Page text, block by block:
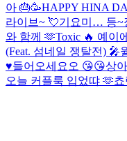
아 🎂🥳HAPPY HINA
라이브~ 💘기요미… 등~
와 함께 🫶Toxic 🔥 예이
(Feat. 섬네일 쟁탈전) 🎤
♥️들어오세요오 😘😘상
오늘 커플룩 입었땨 🫶